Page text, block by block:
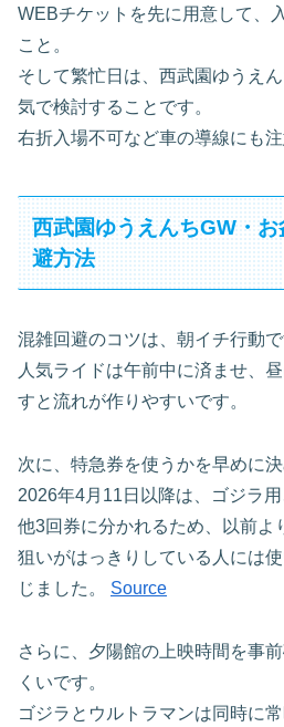
WEBチケットを先に用意して、
こと。
そして繁忙日は、西武園ゆうえ
気で検討することです。
右折入場不可など車の導線にも
西武園ゆうえんちGW・
避方法
混雑回避のコツは、朝イチ行動で
人気ライドは午前中に済ませ、
すと流れが作りやすいです。
次に、特急券を使うかを早めに決
2026年4月11日以降は、ゴジラ
他3回券に分かれるため、以前よ
狙いがはっきりしている人には
じました。 Source
さらに、夕陽館の上映時間を事
くいです。
ゴジラとウルトラマンは同時に